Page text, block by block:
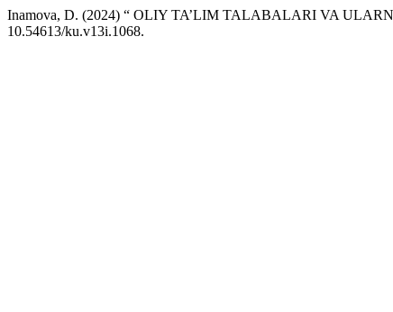
Inamova, D. (2024) “ OLIY TA’LIM TALABALARI VA
10.54613/ku.v13i.1068.